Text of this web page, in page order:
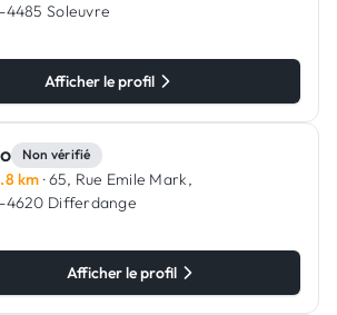
4485 Soleuvre
Afficher le profil
Non vérifié
km · 65, Rue Emile Mark,
4620 Differdange
Afficher le profil